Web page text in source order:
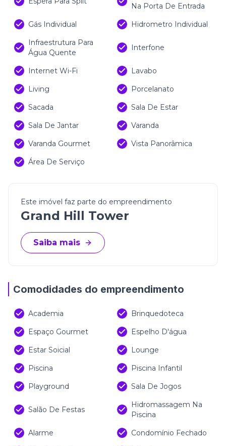
Na Porta De Entrada
Gás Individual
Hidrometro Individual
Infraestrutura Para
Água Quente
Interfone
Internet Wi-Fi
Lavabo
Living
Porcelanato
Sacada
Sala De Estar
Sala De Jantar
Varanda
Varanda Gourmet
Vista Panorâmica
Área De Serviço
Este imóvel faz parte do empreendimento
Grand Hill Tower
Saiba mais
Comodidades do empreendimento
Academia
Brinquedoteca
Espaço Gourmet
Espelho D'água
Estar Soicial
Lounge
Piscina
Piscina Infantil
Playground
Sala De Jogos
Salão De Festas
Hidromassagem Na
Piscina
Alarme
Condomínio Fechado